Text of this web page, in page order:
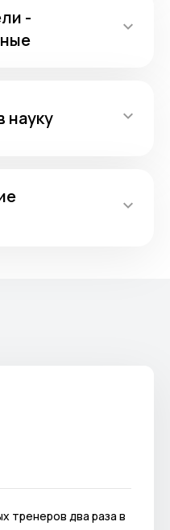
-
науку
тренеров два раза в